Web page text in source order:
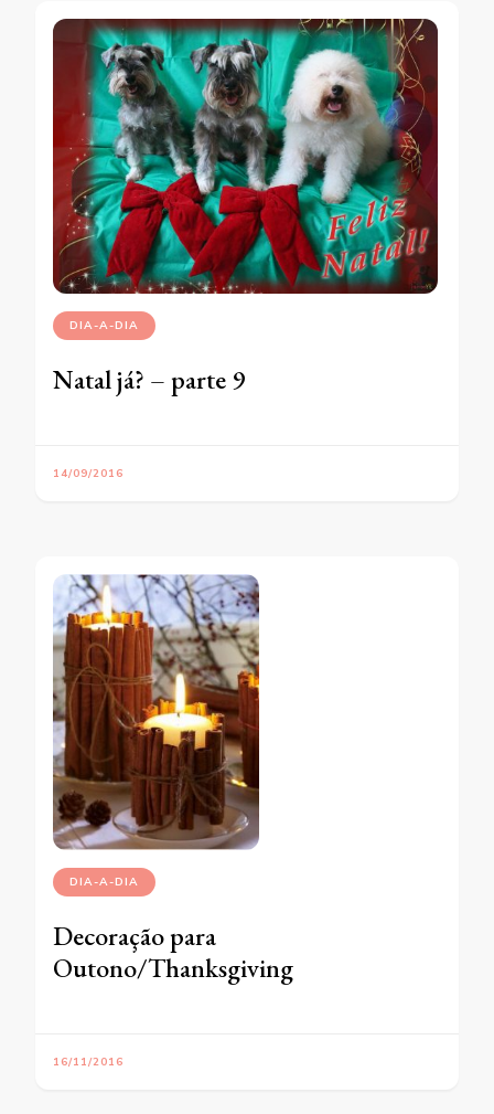
DIA-A-DIA
Natal já? – parte 9
14/09/2016
DIA-A-DIA
Decoração para
Outono/Thanksgiving
16/11/2016